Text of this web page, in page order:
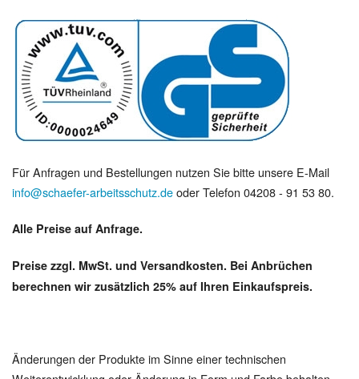
Für Anfragen und Bestellungen nutzen Sie bitte unsere E-Mail
info@schaefer-arbeitsschutz.deoder Telefon 04208 - 91 53 80.
Alle Preise auf Anfrage.
Preise zzgl. MwSt. und Versandkosten. Bei Anbrüchen
berechnen wir zusätzlich 25% auf Ihren Einkaufspreis.
Änderungen der Produkte im Sinne einer technischen